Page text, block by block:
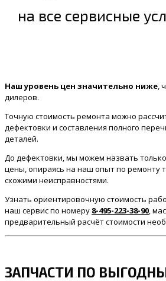
на все сервисные
Наш уровень цен значительно ниже ,
дилеров.
Точную стоимость ремонта можно
дефектовки и составления полного
деталей.
До дефектовки, мы можем назвать
цены, опираясь на наш опыт по ремонту
схожими неисправностями.
Узнать ориентировочную стоимость
наш сервис по номеру 8-495-223-38-90 ,
предварительный расчёт стоимости
ЗАПЧАСТИ ПО